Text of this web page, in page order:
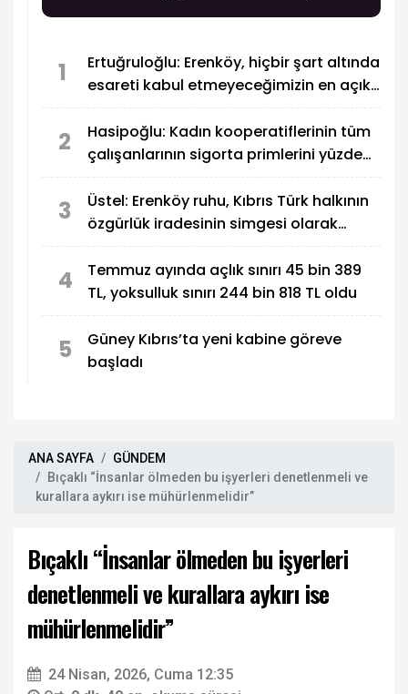
1
Ertuğruloğlu: Erenköy, hiçbir şart altında
esareti kabul etmeyeceğimizin en açık
2
Hasipoğlu: Kadın kooperatiflerinin tüm
çalışanlarının sigorta primlerini yüzde
3
Üstel: Erenköy ruhu, Kıbrıs Türk halkının
özgürlük iradesinin simgesi olarak
4
Temmuz ayında açlık sınırı 45 bin 389
TL, yoksulluk sınırı 244 bin 818 TL oldu
5
Güney Kıbrıs’ta yeni kabine göreve
başladı
ANA SAYFA
GÜNDEM
Bıçaklı “İnsanlar ölmeden bu işyerleri denetlenmeli ve
kurallara aykırı ise mühürlenmelidir”
Bıçaklı “İnsanlar ölmeden bu işyerleri
denetlenmeli ve kurallara aykırı ise
mühürlenmelidir”
24 Nisan, 2026, Cuma 12:35